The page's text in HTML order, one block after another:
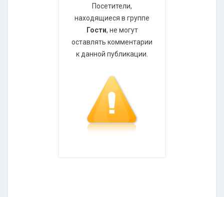
Посетители,
находящиеся в группе
Гости, не могут
оставлять комментарии
к данной публикации.